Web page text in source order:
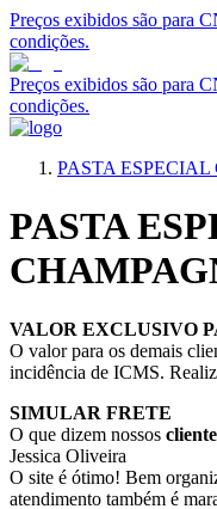
Preços exibidos são para
condições.
Preços exibidos são para
condições.
PASTA
PASTA
VALOR EXCLUSIVO
O valor para os demais
incidência de ICMS.
SIMULAR FRETE
O que dizem nossos
Jessica Oliveira
O site é ótimo! Bem
atendimento também é